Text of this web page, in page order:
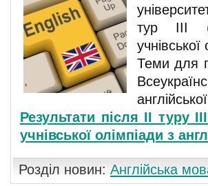
тур ІІІ
Теми для
Результати після ІІ туру
учнівської олімпіади з
Розділ новин: Англійська